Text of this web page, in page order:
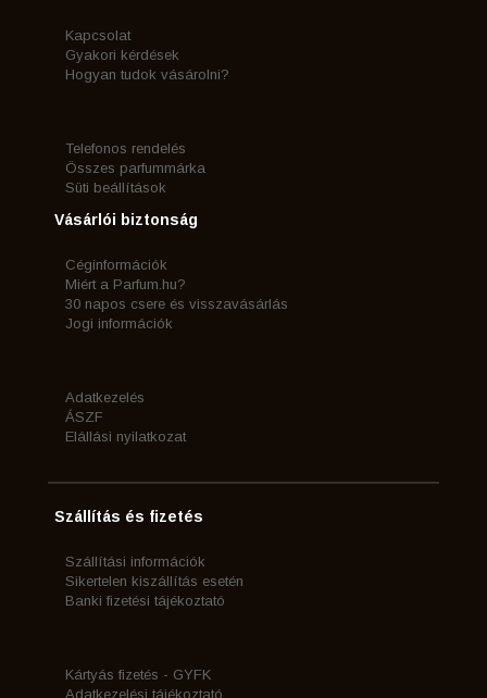
Kapcsolat
Gyakori kérdések
Hogyan tudok vásárolni?
Telefonos rendelés
Összes parfummárka
Süti beállítások
Vásárlói biztonság
Céginformációk
Miért a Parfum.hu?
30 napos csere és visszavásárlás
Jogi információk
Adatkezelés
ÁSZF
Elállási nyilatkozat
Szállítás és fizetés
Szállítási információk
Sikertelen kiszállítás esetén
Banki fizetési tájékoztató
Kártyás fizetés - GYFK
Adatkezelési tájékoztató